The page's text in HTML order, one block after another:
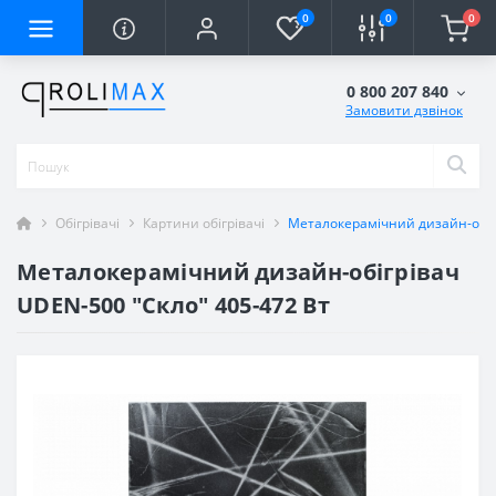
0 0 0
0 800 207 840
Замовити дзвінок
Обігрівачі Картини обігрівачі Металокерамічний дизайн-
Металокерамічний дизайн-обігрівач
UDEN-500 "Скло" 405-472 Вт